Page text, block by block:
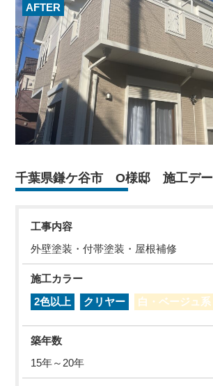
AFTER
千葉県鎌ケ谷市 O様邸 施工デー
工事内容
外壁塗装・付帯塗装・屋根補修
施工カラー
2色以上
クリヤー 白・ベージュ系
築年数
15年～20年